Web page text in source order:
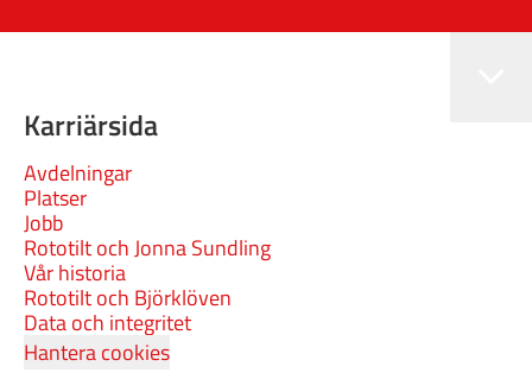
Karriärsida
Avdelningar
Platser
Jobb
Rototilt och Jonna Sundling
Vår historia
Rototilt och Björklöven
Data och integritet
Hantera cookies